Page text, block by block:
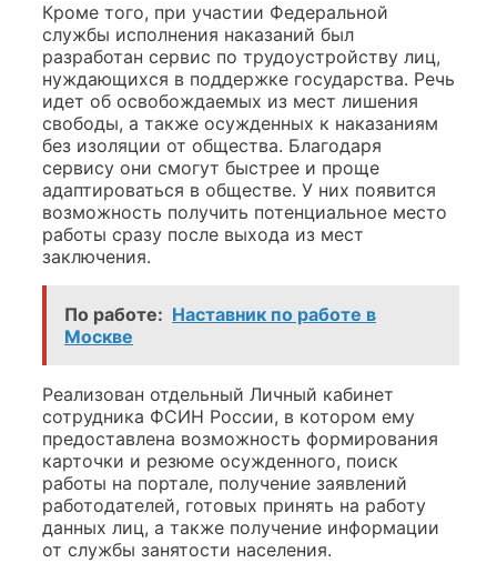
Кроме того, при участии Федеральной
службы исполнения наказаний был
разработан сервис по трудоустройству лиц,
нуждающихся в поддержке государства. Речь
идет об освобождаемых из мест лишения
свободы, а также осужденных к наказаниям
без изоляции от общества. Благодаря
сервису они смогут быстрее и проще
адаптироваться в обществе. У них появится
возможность получить потенциальное место
работы сразу после выхода из мест
заключения.
По работе: Наставник по работе в
Москве
Реализован отдельный Личный кабинет
сотрудника ФСИН России, в котором ему
предоставлена возможность формирования
карточки и резюме осужденного, поиск
работы на портале, получение заявлений
работодателей, готовых принять на работу
данных лиц, а также получение информации
от службы занятости населения.